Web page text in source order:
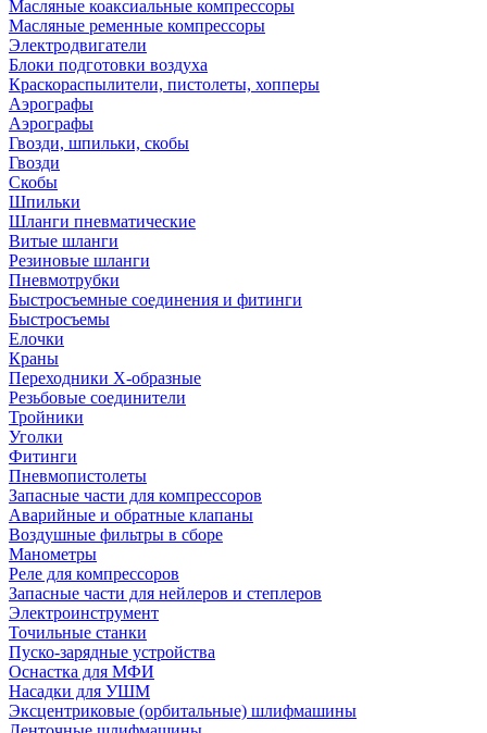
Масляные коаксиальные компрессоры
Масляные ременные компрессоры
Электродвигатели
Блоки подготовки воздуха
Краскораспылители, пистолеты, хопперы
Аэрографы
Аэрографы
Гвозди, шпильки, скобы
Гвозди
Скобы
Шпильки
Шланги пневматические
Витые шланги
Резиновые шланги
Пневмотрубки
Быстросъемные соединения и фитинги
Быстросъемы
Елочки
Краны
Переходники Х-образные
Резьбовые соединители
Тройники
Уголки
Фитинги
Пневмопистолеты
Запасные части для компрессоров
Аварийные и обратные клапаны
Воздушные фильтры в сборе
Манометры
Реле для компрессоров
Запасные части для нейлеров и степлеров
Электроинструмент
Точильные станки
Пуско-зарядные устройства
Оснастка для МФИ
Насадки для УШМ
Эксцентриковые (орбитальные) шлифмашины